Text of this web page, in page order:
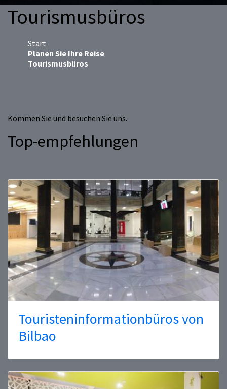
Tourismusbüros
Start
Planen Sie Ihre Reise
Tourismusbüros
Kommen Sie und besuchen Sie uns.
Top-empfehlungen
Touristeninformationbüros von
Bilbao